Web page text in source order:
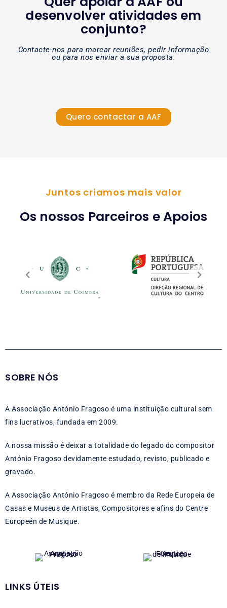
desenvolver atividades em
conjunto?
Contacte-nos para marcar reuniões, pedir informação
ou para nos enviar a sua proposta.
Quero contactar a AAF
Juntos criamos mais valor
Os nossos Parceiros e Apoios
SOBRE NÓS
A Associação António Fragoso é uma instituição cultural sem
fins lucrativos, fundada em 2009.
A nossa missão é deixar a totalidade do legado do compositor
António Fragoso devidamente estudado, revisto, publicado e
gravado.
A Associação António Fragoso é membro da Rede Europeia de
Casas e Museus de Artistas, Compositores e afins do Centre
Europeén de Musique.
LINKS ÚTEIS